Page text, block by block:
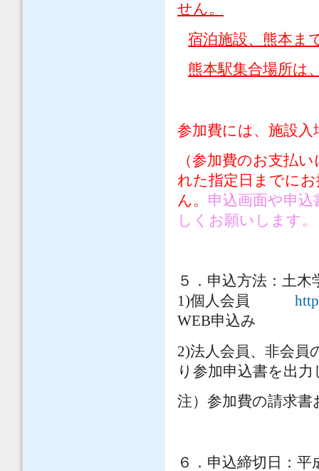
せん。
宿泊施設、熊本ま
熊本駅集合場所は
参加費には、施設
（参加費のお支払
れた指定日までに
ん。 申込画面や申
しくお願いします
５．申込方法：土
1)個人会員
WEB申込み
2)法人会員、非
り参加申込書を出
注）参加費の請求
６．申込締切日：平